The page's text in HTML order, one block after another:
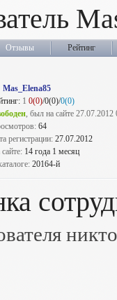
Отзывы Рейтинг
Mas_Elena85
1 0(0)/0(0)/0(0)
, был на сайте 27.07.2012
64
регистрации: 27.07.2012
14 года 1 месяц
20164-й